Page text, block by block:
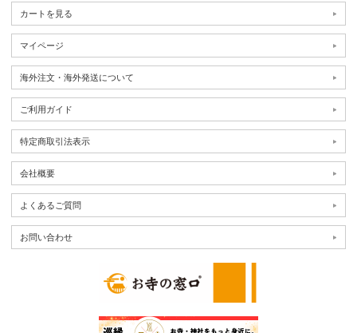
カートを見る
マイページ
海外注文・海外発送について
ご利用ガイド
特定商取引法表示
会社概要
よくあるご質問
お問い合わせ